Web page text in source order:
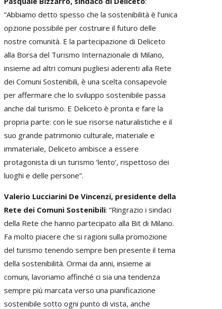
“Abbiamo detto spesso che la sostenibilità è l’unica
opzione possibile per costruire il futuro delle
nostre comunità. E la partecipazione di Deliceto
alla Borsa del Turismo Internazionale di Milano,
insieme ad altri comuni pugliesi aderenti alla Rete
dei Comuni Sostenibili, è una scelta consapevole
per affermare che lo sviluppo sostenibile passa
anche dal turismo. E Deliceto è pronta e fare la
propria parte: con le sue risorse naturalistiche e il
suo grande patrimonio culturale, materiale e
immateriale, Deliceto ambisce a essere
protagonista di un turismo ‘lento’, rispettoso dei
luoghi e delle persone”.
Valerio Lucciarini De Vincenzi, presidente della
Rete dei Comuni Sostenibili: “Ringrazio i sindaci
della Rete che hanno partecipato alla Bit di Milano.
Fa molto piacere che si ragioni sulla promozione
del turismo tenendo sempre ben presente il tema
della sostenibilità. Ormai da anni, insieme ai
comuni, lavoriamo affinché ci sia una tendenza
sempre più marcata verso una pianificazione
sostenibile sotto ogni punto di vista, anche